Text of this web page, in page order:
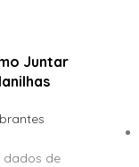
Juntar
de